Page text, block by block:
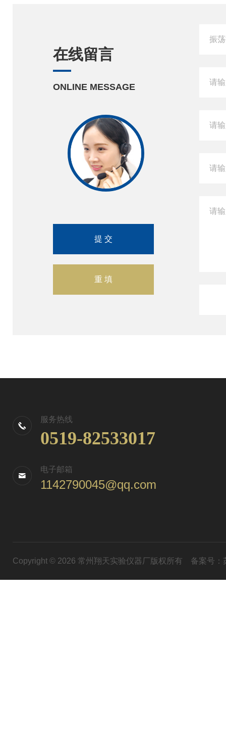
在线留言
ONLINE MESSAGE
服务热线
0519-82533017
电子邮箱
1142790045@qq.com
Copyright © 2026 常州翔天实验仪器厂版权所有 备案号：